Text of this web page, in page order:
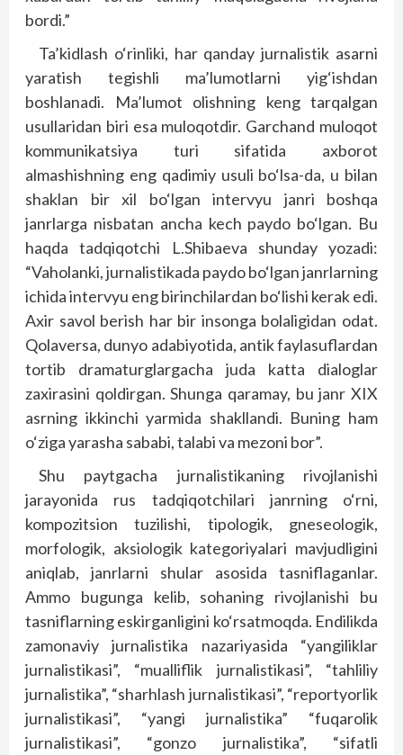
bordi.”
Ta’kidlash o‘rinliki, har qanday jurnalistik asarni
yaratish tegishli ma’lumotlarni yig‘ishdan
boshlanadi. Ma’lumot olishning keng tarqalgan
usullaridan biri esa muloqotdir. Garchand muloqot
kommunikatsiya turi sifatida axborot
almashishning eng qadimiy usuli bo‘lsa-da, u bilan
shaklan bir xil bo‘lgan intervyu janri boshqa
janrlarga nisbatan ancha kech paydo bo‘lgan. Bu
haqda tadqiqotchi L.Shibaeva shunday yozadi:
“Vaholanki, jurnalistikada paydo bo‘lgan janrlarning
ichida intervyu eng birinchilardan bo‘lishi kerak edi.
Axir savol berish har bir insonga bolaligidan odat.
Qolaversa, dunyo adabiyotida, antik faylasuflardan
tortib dramaturglargacha juda katta dialoglar
zaxirasini qoldirgan. Shunga qaramay, bu janr XIX
asrning ikkinchi yarmida shakllandi. Buning ham
o‘ziga yarasha sababi, talabi va mezoni bor”.
Shu paytgacha jurnalistikaning rivojlanishi
jarayonida rus tadqiqotchilari janrning o‘rni,
kompozitsion tuzilishi, tipologik, gneseologik,
morfologik, aksiologik kategoriyalari mavjudligini
aniqlab, janrlarni shular asosida tasniflaganlar.
Ammo bugunga kelib, sohaning rivojlanishi bu
tasniflarning eskirganligini ko‘rsatmoqda. Endilikda
zamonaviy jurnalistika nazariyasida “yangiliklar
jurnalistikasi”, “mualliflik jurnalistikasi”, “tahliliy
jurnalistika”, “sharhlash jurnalistikasi”, “reportyorlik
jurnalistikasi”, “yangi jurnalistika” “fuqarolik
jurnalistikasi”, “gonzo jurnalistika”, “sifatli